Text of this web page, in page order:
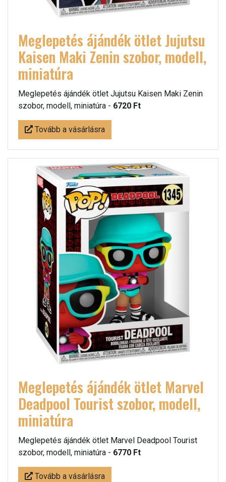
Meglepetés ájándék ötlet Jujutsu
Kaisen Maki Zenin szobor, modell,
miniatúra
Meglepetés ájándék ötlet Jujutsu Kaisen Maki Zenin
szobor, modell, miniatúra - 6720 Ft
Tovább a vásárlásra
Meglepetés ájándék ötlet Marvel
Deadpool Tourist szobor, modell,
miniatúra
Meglepetés ájándék ötlet Marvel Deadpool Tourist
szobor, modell, miniatúra - 6770 Ft
Tovább a vásárlásra